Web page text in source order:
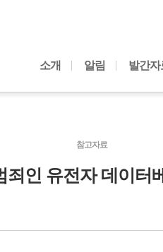
소개 알림 발간자
참고자료
죄인 유전자 데이터